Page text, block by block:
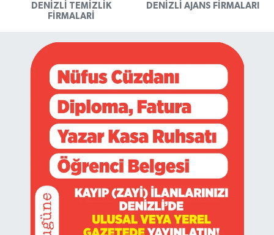
DENIZLI TEMIZLIK
FIRMALARI
DENIZLI AJANS FIRMALARI